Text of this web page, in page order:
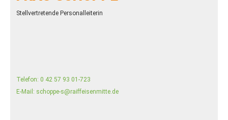
Stellvertretende Personalleiterin
Telefon: 0 42 57 93 01-723
E-Mail: schoppe-s@raiffeisenmitte.de